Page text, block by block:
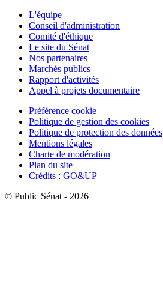
L'équipe
Conseil d'administration
Comité d'éthique
Le site du Sénat
Nos partenaires
Marchés publics
Rapport d'activités
Appel à projets documentaire
Préférence cookie
Politique de gestion des cookies
Politique de protection des données
Mentions légales
Charte de modération
Plan du site
Crédits : GO&UP
© Public Sénat - 2026